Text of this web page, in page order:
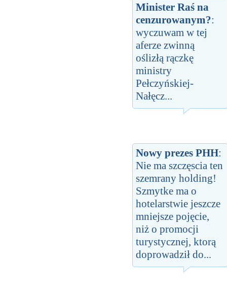
Minister Raś na
cenzurowanym?:
wyczuwam w tej
aferze zwinną
oślizłą rączkę
ministry
Pełczyńskiej-
Nałęcz...
Nowy prezes PHH:
Nie ma szczęscia ten
szemrany holding!
Szmytke ma o
hotelarstwie jeszcze
mniejsze pojęcie,
niż o promocji
turystycznej, ktorą
doprowadził do...